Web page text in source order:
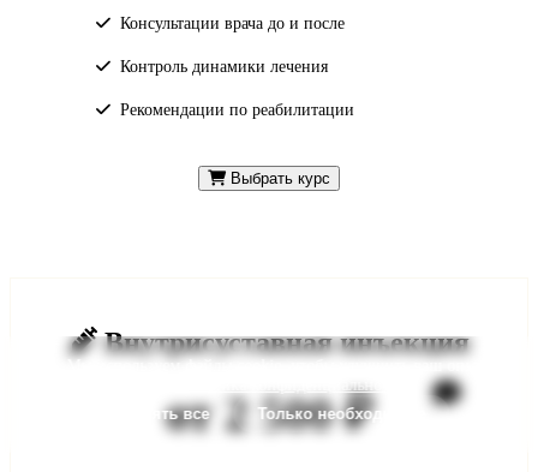
Консультации врача до и после
Контроль динамики лечения
Рекомендации по реабилитации
Выбрать курс
Внутрисуставная инъекция
от 2 500 ₽
Мы используем файлы cookie, чтобы улучшить ваш опыт на
Политика конфиденциальности
Принять все
Только необходимые